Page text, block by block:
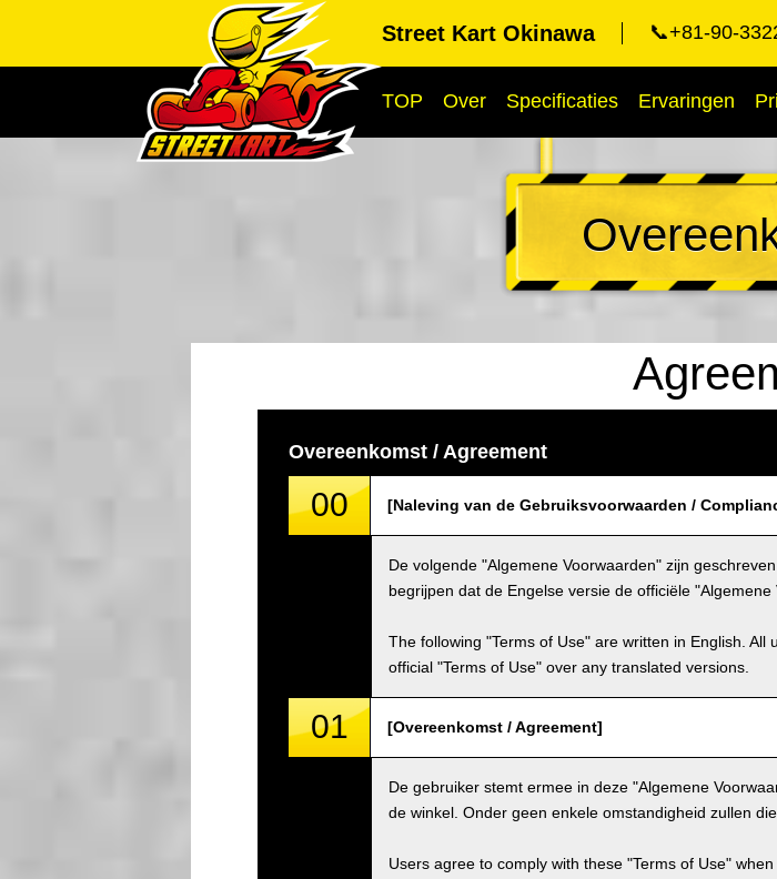
Street Kart Okinawa 📞+81-90-
TOP Over Specificaties Ervaringen
Overeenkomst / Agreement
00 [Naleving van de Gebruiksvoorwaarden /
De volgende "Algemene Voorwaarden" zijn
begrijpen dat de Engelse versie de officiële
The following "Terms of Use" are written in English.
official "Terms of Use" over any translated versions.
01 [Overeenkomst / Agreement]
De gebruiker stemt ermee in deze "Algemene
de winkel. Onder geen enkele omstandigheid zullen
Users agree to comply with these "Terms of Use"